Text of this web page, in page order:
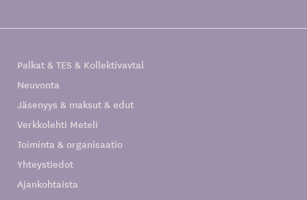
Palkat & TES & Kollektivavtal
Neuvonta
Jäsenyys & maksut & edut
Verkkolehti Meteli
Toiminta & organisaatio
Yhteystiedot
Ajankohtaista